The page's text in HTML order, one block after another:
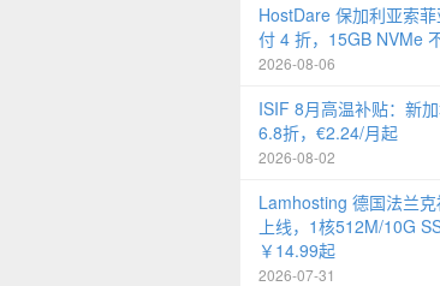
HostDare 保加利亚索
付 4 折，15GB NVMe
2026-08-06
ISIF 8月高温补贴：新
6.8折，€2.24/月起
2026-08-02
Lamhosting 德国法兰
上线，1核512M/10G
￥14.99起
2026-07-31